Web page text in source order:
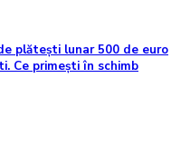
plătești lunar 500 de euro
Ce primești în schimb